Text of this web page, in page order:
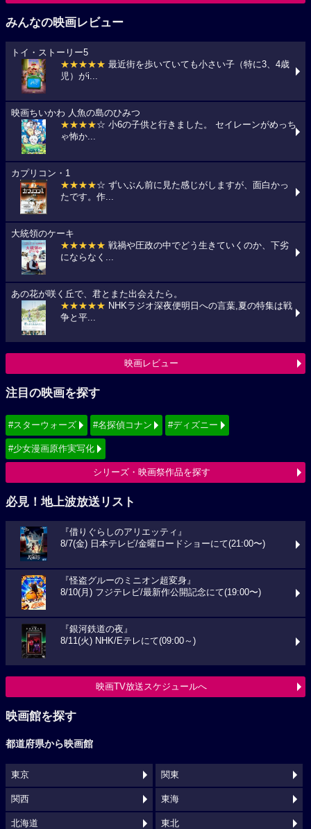
みんなの映画レビュー
トイ・ストーリー5
★★★★★ 最近街を歩いていても小さい子（特に3、4歳
児）がi...
映画ちいかわ 人魚の島のひみつ
★★★★☆ 小6の子供と行きました。 セイレーンがめっち
ゃ怖か...
カプリコン・1
★★★★☆ ずいぶん前に見た感じがしますが、面白かっ
たです。作...
大統領のケーキ
★★★★★ 戦禍や圧政の中でどう生きていくのか、下劣
にならなく...
あの花が咲く丘で、君とまた出会えたら。
★★★★★ NHKラジオ深夜便明日への言葉,夏の特集は戦
争と平...
映画レビュー
注目の映画を探す
#スターウォーズ #名探偵コナン #ディズニー
#少女漫画原作実写化
シリーズ・映画祭作品を探す
必見！地上波放送リスト
『借りぐらしのアリエッティ』
8/7(金) 日本テレビ/金曜ロードショーにて(21:00〜)
『怪盗グルーのミニオン超変身』
8/10(月) フジテレビ/最新作公開記念にて(19:00〜)
『銀河鉄道の夜』
8/11(火) NHK/Eテレにて(09:00～)
映画TV放送スケジュールへ
映画館を探す
都道府県から映画館
東京 関東
関西 東海
北海道 東北